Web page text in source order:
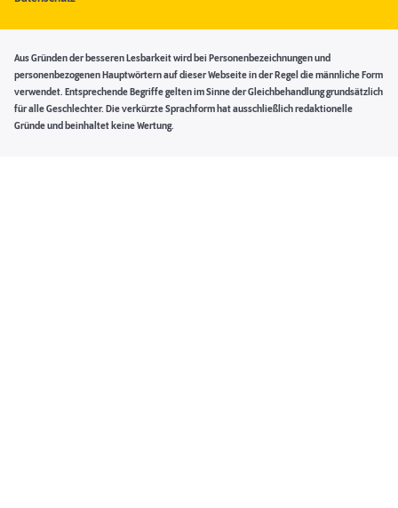
Aus Gründen der besseren Lesbarkeit wird bei Personenbezeichnungen und
personenbezogenen Hauptwörtern auf dieser Webseite in der Regel die männliche Form
verwendet. Entsprechende Begriffe gelten im Sinne der Gleichbehandlung grundsätzlich
für alle Geschlechter. Die verkürzte Sprachform hat ausschließlich redaktionelle
Gründe und beinhaltet keine Wertung.